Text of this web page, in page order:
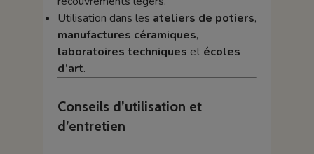
Utilisation dans les ateliers de potiers,
manufactures céramiques,
laboratoires techniques et écoles
d’art.
Conseils d’utilisation et
d’entretien